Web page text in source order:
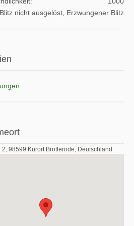
Blitz nicht ausgelöst, Erzwungener Blitz
98599 Kurort Brotterode, Deutschland